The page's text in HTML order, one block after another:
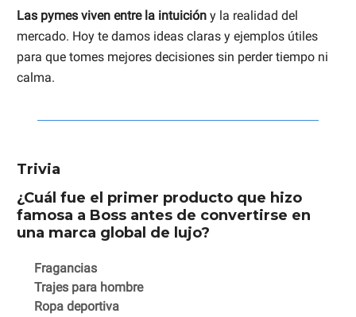
Las pymes viven entre la intuición y la realidad del
mercado. Hoy te damos ideas claras y ejemplos útiles
para que tomes mejores decisiones sin perder tiempo ni
calma.
Trivia
¿Cuál fue el primer producto que hizo
famosa a Boss antes de convertirse en
una marca global de lujo?
Fragancias
Trajes para hombre
Ropa deportiva